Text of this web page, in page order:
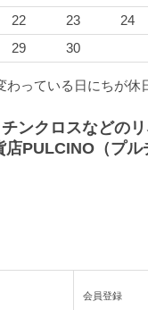
22 23 24
29 30
わっている日にちが休
ンクロスなどの
PULCINO（プル
会員登録